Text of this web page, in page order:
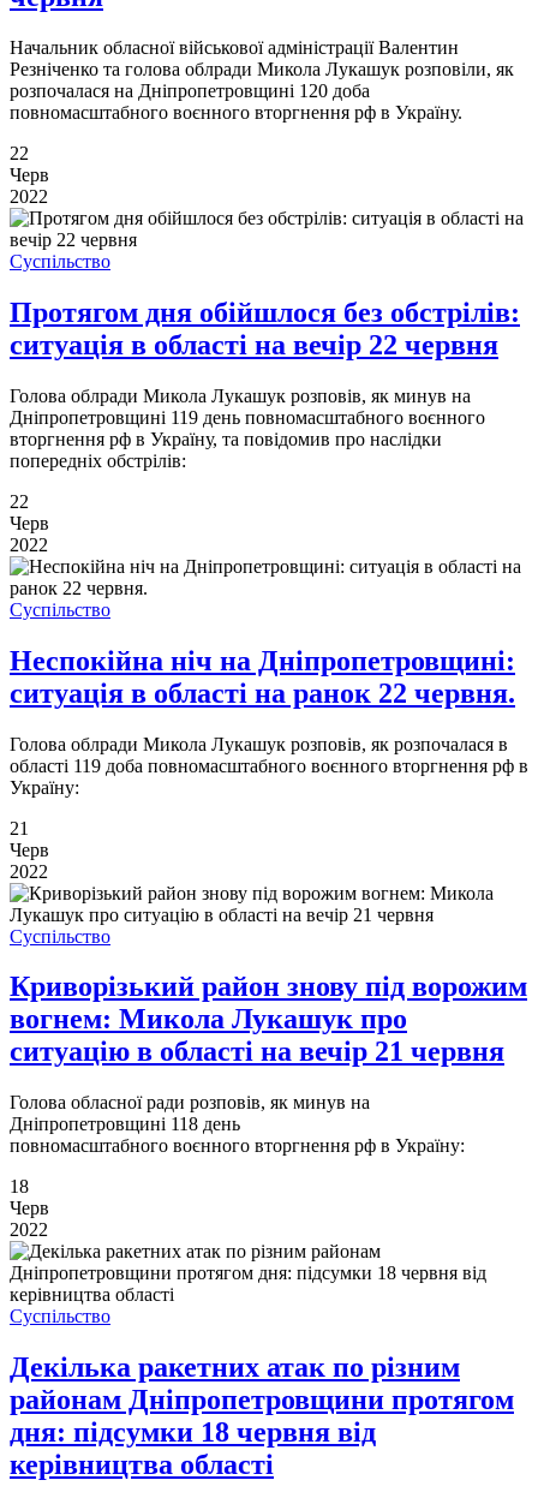
Начальник обласної військової адміністрації Валентин
Резніченко та голова облради Микола Лукашук розповіли, як
розпочалася на Дніпропетровщині 120 доба
повномасштабного воєнного вторгнення рф в Україну.
22
Черв
2022
Суспільство
Протягом дня обійшлося без обстрілів:
ситуація в області на вечір 22 червня
Голова облради Микола Лукашук розповів, як минув на
Дніпропетровщині 119 день повномасштабного воєнного
вторгнення рф в Україну, та повідомив про наслідки
попередніх обстрілів:
22
Черв
2022
Суспільство
Неспокійна ніч на Дніпропетровщині:
ситуація в області на ранок 22 червня.
Голова облради Микола Лукашук розповів, як розпочалася в
області 119 доба повномасштабного воєнного вторгнення рф в
Україну:
21
Черв
2022
Суспільство
Криворізький район знову під ворожим
вогнем: Микола Лукашук про
ситуацію в області на вечір 21 червня
Голова обласної ради розповів, як минув на
Дніпропетровщині 118 день
повномасштабного воєнного вторгнення рф в Україну:
18
Черв
2022
Суспільство
Декілька ракетних атак по різним
районам Дніпропетровщини протягом
дня: підсумки 18 червня від
керівництва області